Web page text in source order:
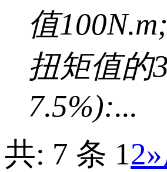
值
扭矩值的
7.5%):...
共: 7 条 12»